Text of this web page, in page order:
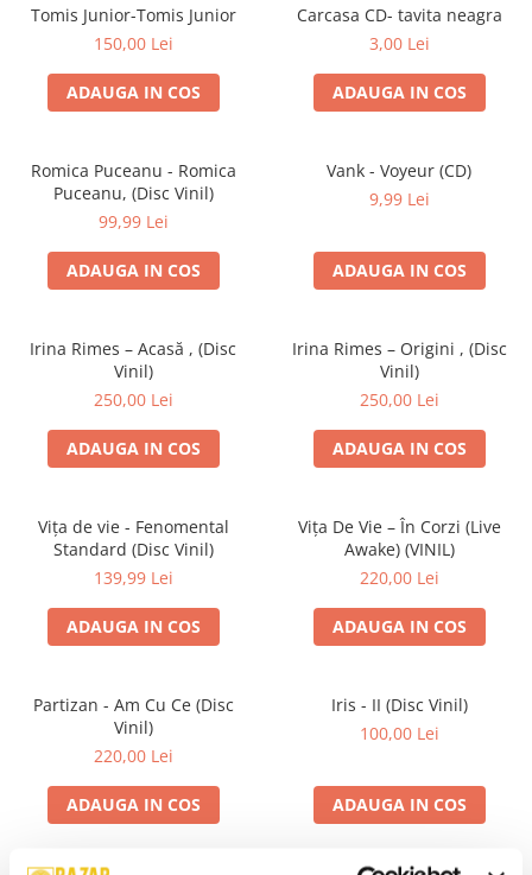
Viniluri Românești
Colecția Electrecord
Tomis Junior-Tomis Junior
150,00 Lei
ADAUGA IN COS
Carcasa CD- tavita neagra
3,00 Lei
ADAUGA IN COS
Romica Puceanu - Romica
Puceanu, (Disc Vinil)
99,99 Lei
ADAUGA IN COS
Vank - Voyeur (CD)
9,99 Lei
ADAUGA IN COS
Irina Rimes – Acasă , (Disc
Vinil)
250,00 Lei
ADAUGA IN COS
Irina Rimes – Origini , (Disc
Vinil)
250,00 Lei
ADAUGA IN COS
Vița de vie - Fenomental
Standard (Disc Vinil)
139,99 Lei
ADAUGA IN COS
Vița De Vie – În Corzi (Live
Awake) (VINIL)
220,00 Lei
ADAUGA IN COS
Partizan - Am Cu Ce (Disc
Vinil)
220,00 Lei
ADAUGA IN COS
Iris - II (Disc Vinil)
100,00 Lei
ADAUGA IN COS